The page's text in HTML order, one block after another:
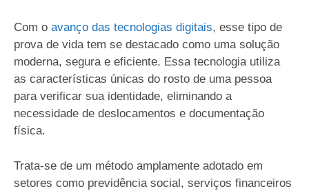
Com o avanço das tecnologias digitais, esse tipo de
prova de vida tem se destacado como uma solução
moderna, segura e eficiente. Essa tecnologia utiliza
as características únicas do rosto de uma pessoa
para verificar sua identidade, eliminando a
necessidade de deslocamentos e documentação
física.
Trata-se de um método amplamente adotado em
setores como previdência social, serviços financeiros